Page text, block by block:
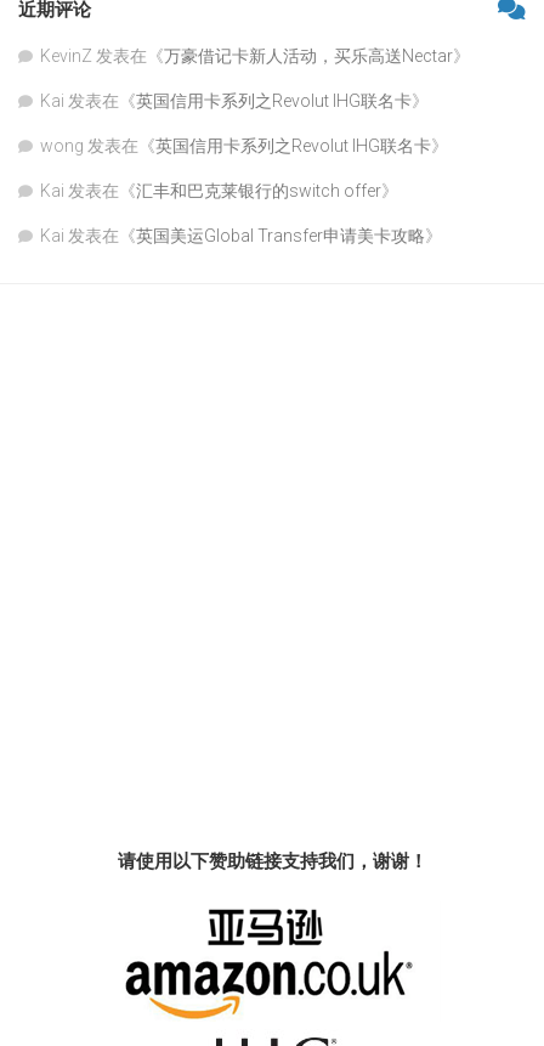
近期评论
KevinZ 发表在《万豪借记卡新人活动，买乐高送Nectar》
Kai 发表在《英国信用卡系列之Revolut IHG联名卡》
wong 发表在《英国信用卡系列之Revolut IHG联名卡》
Kai 发表在《汇丰和巴克莱银行的switch offer》
Kai 发表在《英国美运Global Transfer申请美卡攻略》
请使用以下赞助链接支持我们，谢谢！